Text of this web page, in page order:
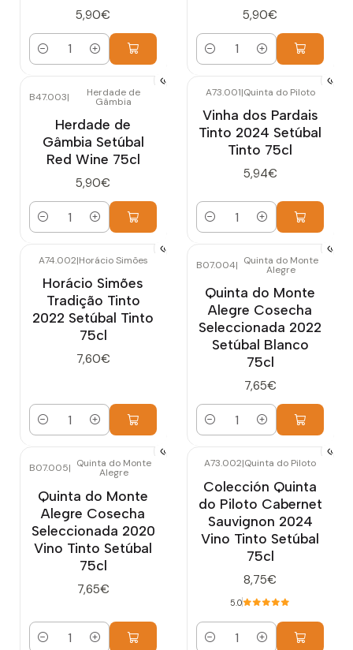
5,90€
Cantidad
5,90€
Cantidad
B47.003| Herdade de
Gâmbia
Herdade de
Gâmbia Setúbal
Red Wine 75cl
5,90€
Cantidad
A73.001|Quinta do Piloto
Vinha dos Pardais
Tinto 2024 Setúbal
Tinto 75cl
5,94€
Cantidad
A74.002|Horácio Simões
Horácio Simões
Tradição Tinto
2022 Setúbal Tinto
75cl
7,60€
Cantidad
B07.004| Quinta do Monte
Alegre
Quinta do Monte
Alegre Cosecha
Seleccionada 2022
Setúbal Blanco
75cl
7,65€
Cantidad
B07.005| Quinta do Monte
Alegre
Quinta do Monte
Alegre Cosecha
Seleccionada 2020
Vino Tinto Setúbal
75cl
7,65€
Cantidad
A73.002|Quinta do Piloto
Colección Quinta
do Piloto Cabernet
Sauvignon 2024
Vino Tinto Setúbal
75cl
8,75€
5.0
Cantidad